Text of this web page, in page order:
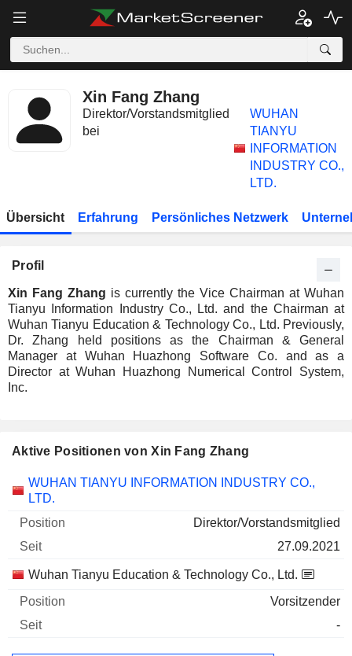
Xin Fang Zhang
Direktor/Vorstandsmitglied
bei
WUHAN
TIANYU
INFORMATION
INDUSTRY CO.,
LTD.
Übersicht Erfahrung Persönliches Netzwerk
Profil
Xin Fang Zhang is currently the Vice Chairman at Wuhan
Tianyu Information Industry Co., Ltd. and the Chairman at
Wuhan Tianyu Education & Technology Co., Ltd. Previously,
Dr. Zhang held positions as the Chairman & General
Manager at Wuhan Huazhong Software Co. and as a
Director at Wuhan Huazhong Numerical Control System,
Inc.
Aktive Positionen von Xin Fang Zhang
Unternehmen Position Beginn
WUHAN TIANYU INFORMATION INDUSTRY CO.,
LTD.
Direktor/Vorstandsmitglied
27.09.2021
Wuhan Tianyu Education & Technology Co., Ltd.
Vorsitzender
-